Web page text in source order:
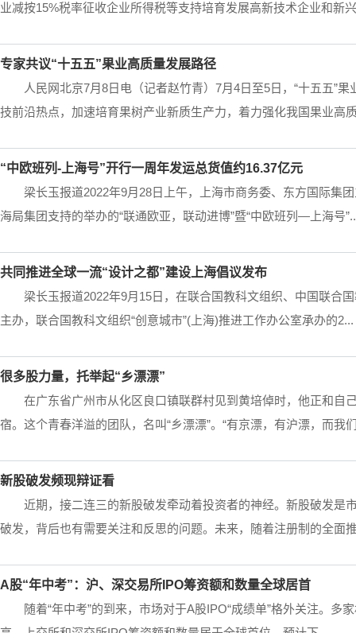
业减按15%税率征收企业所得税等支持培育发展高新技术企业和新
专家共议“十五五”果业高质量发展路径
人民网北京7月8日电（记者赵竹青）7月4日至5日，“十五五”
技前沿热点，加速培育果树产业新质生产力，着力强化我国果业高
“中欧班列-上海号”开行一周年发运总货值约16.37亿元
梁长玉报道2022年9月28日上午，上海市商务委、东方国际集
海局集团支持的举办的“联通欧亚，联动进博”暨“中欧班列—上海号
共同推进全球一流“设计之都”建设上海倡议发布
梁长玉报道2022年9月15日，在联合国教科文组织、中国联合
主办，联合国教科文组织“创意城市”(上海)推进工作办公室承办的2...
很多股力量，托举起“乡漂漂”
在广东省广州市从化区良口镇联群村见到黄培倬时，他正和自
宿。这个青春洋溢的团队，名叫“乡漂漂”。“有京漂，有沪漂，而我
新股破发频现辩证看
近期，接二连三的新股破发牵动着投资者的神经。新股破发是
破发，背后也有需要关注和反思的问题。未来，随着注册制的全面
A股“年中考”：沪、深交易所IPO筹资额和数量全球居首
随着“年中考”的到来，市场对于A股IPO“成绩单”格外关注。